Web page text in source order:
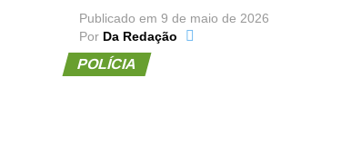
Publicado em 9 de maio de 2026
Por Da Redação
POLÍCIA